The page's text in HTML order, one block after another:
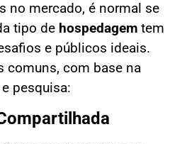
no mercado, é normal se
tipo de hospedagem tem
e públicos ideais.
comuns, com base na
pesquisa: